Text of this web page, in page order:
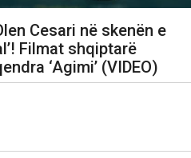
Cesari në skenën e
Filmat shqiptarë
‘Agimi’ (VIDEO)